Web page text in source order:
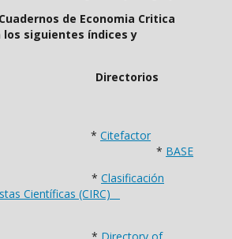
de Economia Critica
los siguientes índices y
Directorios
Citefactor
BASE
Clasificación
Científicas (CIRC)